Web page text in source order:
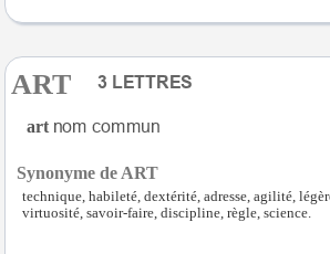
ART
art
Synonyme de ART
technique, habileté, dextérité, adresse, agilité,
virtuosité, savoir-faire, discipline, règle, science.